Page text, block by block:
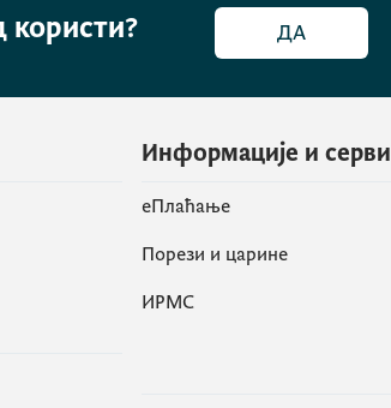
користи? ДА
Информације и
eПлаћање
Порези и царине
ИРМС